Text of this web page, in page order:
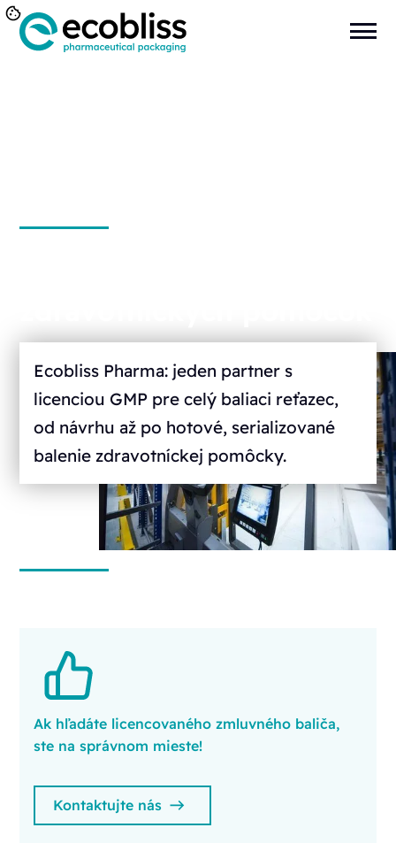
Ecobliss Pharma: jeden partner s
licenciou GMP pre celý baliaci reťazec,
od návrhu až po hotové, serializované
balenie zdravotníckej pomôcky.
Ak hľadáte licencovaného zmluvného baliča,
ste na správnom mieste!
Kontaktujte nás